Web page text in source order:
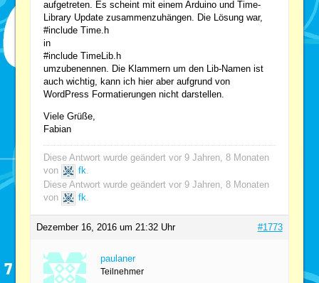
aufgetreten. Es scheint mit einem Arduino und Time-
Library Update zusammenzuhängen. Die Lösung war,
#include Time.h
in
#include TimeLib.h
umzubenennen. Die Klammern um den Lib-Namen ist
auch wichtig, kann ich hier aber aufgrund von
WordPress Formatierungen nicht darstellen.
Viele Grüße,
Fabian
Diese Antwort wurde geändert vor 9 Jahren, 8 Monaten
von
fk.
Diese Antwort wurde geändert vor 9 Jahren, 8 Monaten
von
fk.
Dezember 16, 2016 um 21:32 Uhr #1773
paulaner
Teilnehmer